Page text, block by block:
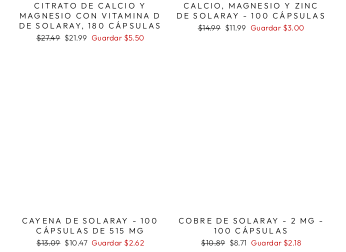
CITRATO DE CALCIO Y
MAGNESIO CON VITAMINA D
DE SOLARAY, 180 CÁPSULAS
Precio
$27.49 Precio
$21.99 Guardar $5.50
CALCIO, MAGNESIO Y ZINC
DE SOLARAY - 100 CÁPSULAS
Precio
$14.99 Precio
$11.99 Guardar $3.00
CAYENA DE SOLARAY - 100
CÁPSULAS DE 515 MG
Precio
$13.09 Precio
$10.47 Guardar $2.62
COBRE DE SOLARAY - 2 MG -
100 CÁPSULAS
Precio
$10.89 Precio
$8.71 Guardar $2.18